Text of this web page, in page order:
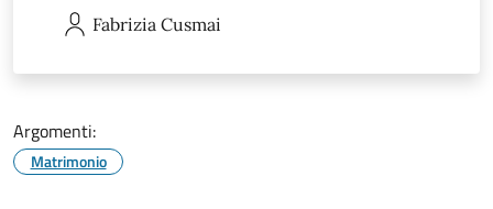
Fabrizia Cusmai
Argomenti:
Matrimonio